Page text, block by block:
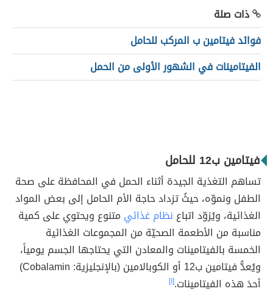
ذات صلة
فوائد فيتامين ب المركب للحامل
الفيتامينات في الشهور الأولى من الحمل
فيتامين ب12 للحامل
تساهم التغذية الجيدة أثناء الحمل في المحافظة على صحة
الطفل ونموّه، حيثُ تزداد حاجة الأم الحامل إلى بعض المواد
الغذائية، ويُزوّد اتباع نظام غذائي متنوع ويحتوي على كمية
مناسبة من الأطعمة الصحيّة من المجموعات الغذائية
الخمسة بالفيتامينات والمعادن التي يحتاجها الجسم يومياً،
ويُعدُّ فيتامين ب12 أو الكوبالامين (بالإنجليزية: Cobalamin)
أحدَ هذه الفيتامينات.[١]